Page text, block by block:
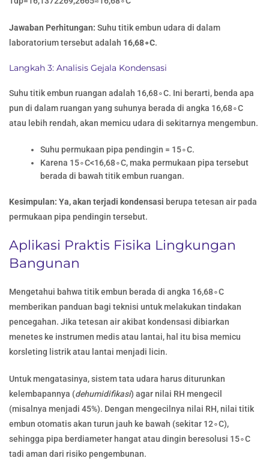
Jawaban Perhitungan: Suhu titik embun udara di dalam
laboratorium tersebut adalah 16,68∘C.
Langkah 3: Analisis Gejala Kondensasi
Suhu titik embun ruangan adalah 16,68∘C. Ini berarti, benda apa
pun di dalam ruangan yang suhunya berada di angka 16,68∘C
atau lebih rendah, akan memicu udara di sekitarnya mengembun.
Suhu permukaan pipa pendingin = 15∘C.
Karena 15∘C<16,68∘C, maka permukaan pipa tersebut
berada di bawah titik embun ruangan.
Kesimpulan: Ya, akan terjadi kondensasi berupa tetesan air pada
permukaan pipa pendingin tersebut.
Aplikasi Praktis Fisika Lingkungan
Bangunan
Mengetahui bahwa titik embun berada di angka 16,68∘C
memberikan panduan bagi teknisi untuk melakukan tindakan
pencegahan. Jika tetesan air akibat kondensasi dibiarkan
menetes ke instrumen medis atau lantai, hal itu bisa memicu
korsleting listrik atau lantai menjadi licin.
Untuk mengatasinya, sistem tata udara harus diturunkan
kelembapannya (dehumidifikasi) agar nilai RH mengecil
(misalnya menjadi 45%). Dengan mengecilnya nilai RH, nilai titik
embun otomatis akan turun jauh ke bawah (sekitar 12∘C),
sehingga pipa berdiameter hangat atau dingin beresolusi 15∘C
tadi aman dari risiko pengembunan.